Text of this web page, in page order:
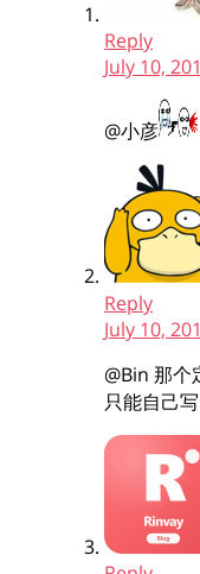
Reply
July 10,
@小彦
Reply
July 10,
@Bin 那个
只能自己